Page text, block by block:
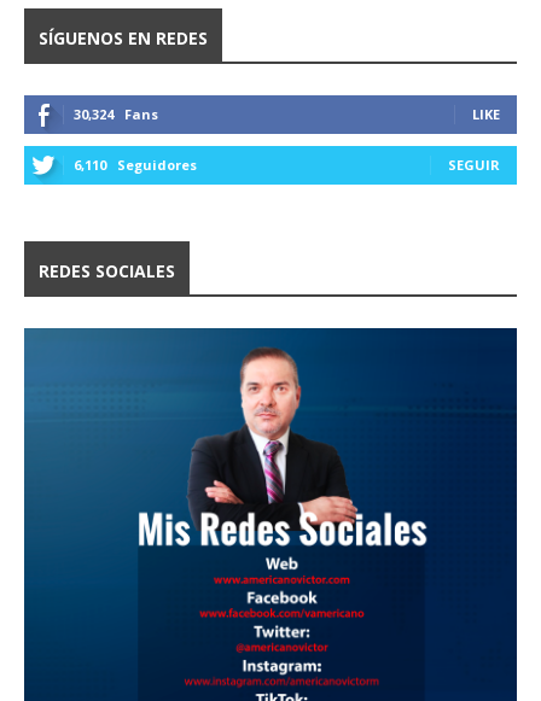
SÍGUENOS EN REDES
30,324 Fans LIKE
6,110 Seguidores SEGUIR
REDES SOCIALES